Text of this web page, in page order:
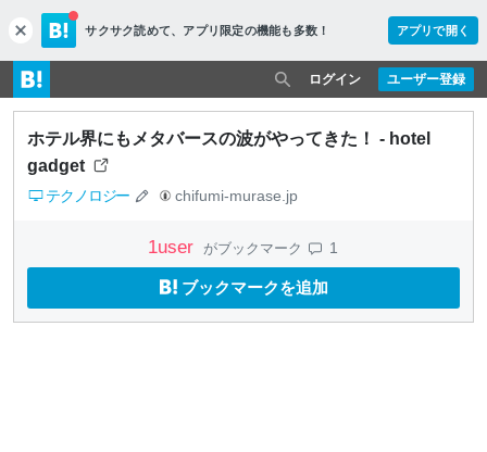
c
l
o
s
e
サクサク読めて、 アプリ限定の機能も多数！ アプリで開く
ユーザー登録
ログイン
ホテル界にもメタバースの波がやってきた！ - hotel
gadget
テクノロジー chifumi-murase.jp
1user がブックマーク 1
ブックマークを追加